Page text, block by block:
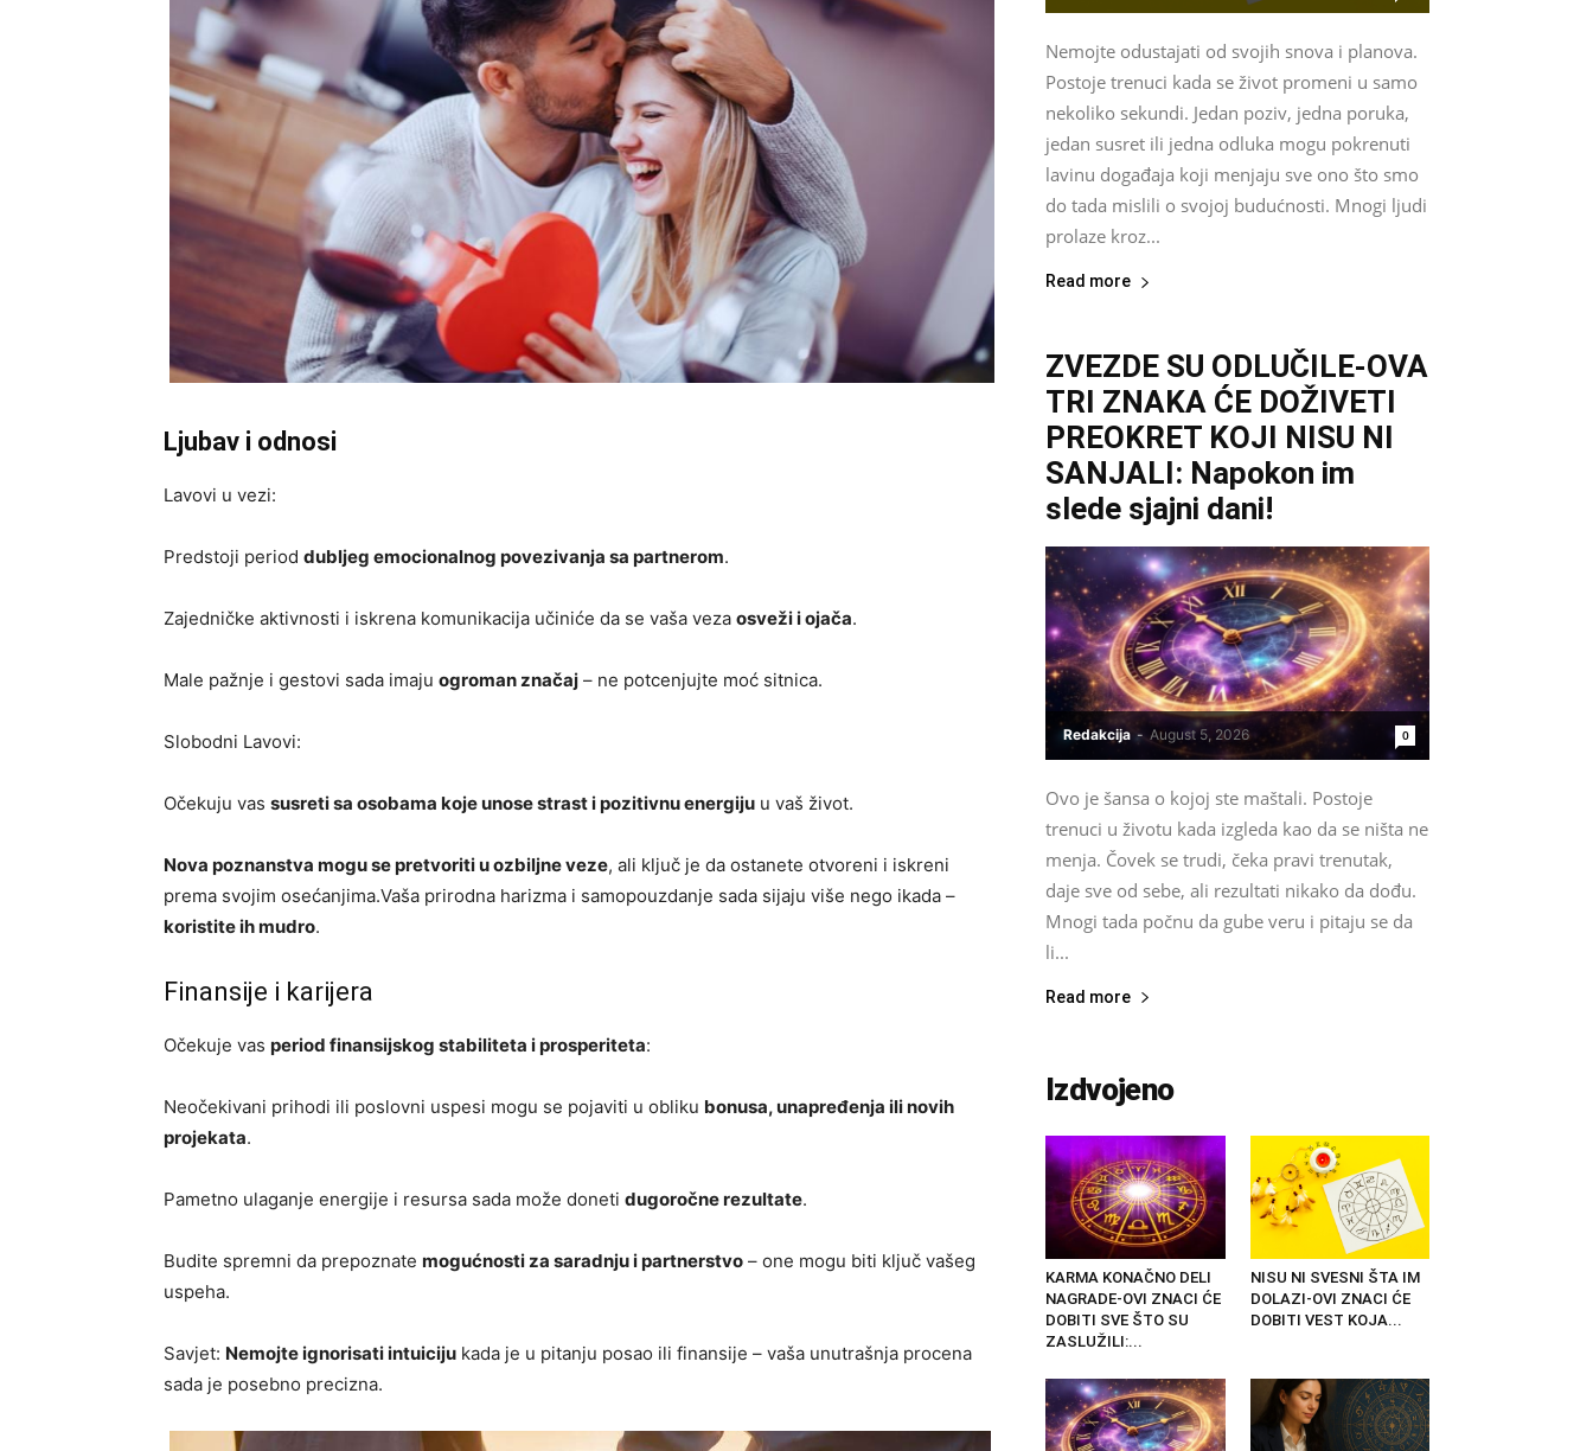
Ljubav i odnosi
Lavovi u vezi:
Predstoji period dubljeg emocionalnog povezivanja sa partnerom.
Zajedničke aktivnosti i iskrena komunikacija učiniće da se vaša veza osveži i ojača.
Male pažnje i gestovi sada imaju ogroman značaj – ne potcenjujte moć sitnica.
Slobodni Lavovi:
Očekuju vas susreti sa osobama koje unose strast i pozitivnu energiju u vaš život.
Nova poznanstva mogu se pretvoriti u ozbiljne veze, ali ključ je da ostanete otvoreni i iskreni
prema svojim osećanjima.Vaša prirodna harizma i samopouzdanje sada sijaju više nego ikada –
koristite ih mudro.
Finansije i karijera
Očekuje vas period finansijskog stabiliteta i prosperiteta:
Neočekivani prihodi ili poslovni uspesi mogu se pojaviti u obliku bonusa, unapređenja ili novih
projekata.
Pametno ulaganje energije i resursa sada može doneti dugoročne rezultate.
Budite spremni da prepoznate mogućnosti za saradnju i partnerstvo – one mogu biti ključ vašeg
uspeha.
Savjet: Nemojte ignorisati intuiciju kada je u pitanju posao ili finansije – vaša unutrašnja procena
sada je posebno precizna.
Nemojte odustajati od svojih snova i planova.
Postoje trenuci kada se život promeni u samo
nekoliko sekundi. Jedan poziv, jedna poruka,
jedan susret ili jedna odluka mogu pokrenuti
lavinu događaja koji menjaju sve ono što smo
do tada mislili o svojoj budućnosti. Mnogi ljudi
prolaze kroz...
Read more
ZVEZDE SU ODLUČILE-OVA
TRI ZNAKA ĆE DOŽIVETI
PREOKRET KOJI NISU NI
SANJALI: Napokon im
slede sjajni dani!
Redakcija - August 5, 2026 0
Ovo je šansa o kojoj ste maštali. Postoje
trenuci u životu kada izgleda kao da se ništa ne
menja. Čovek se trudi, čeka pravi trenutak,
daje sve od sebe, ali rezultati nikako da dođu.
Mnogi tada počnu da gube veru i pitaju se da
li...
Read more
Izdvojeno
KARMA KONAČNO DELI
NAGRADE-OVI ZNACI ĆE
DOBITI SVE ŠTO SU
ZASLUŽILI:...
NISU NI SVESNI ŠTA IM
DOLAZI-OVI ZNACI ĆE
DOBITI VEST KOJA...